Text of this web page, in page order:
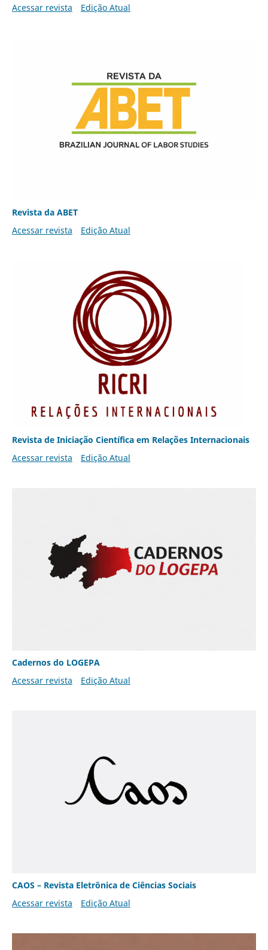
Acessar revista Edição Atual
Revista da ABET
Acessar revista
Edição Atual
Revista de Iniciação Científica em Relações Internacionais
Acessar revista
Edição Atual
Cadernos do LOGEPA
Acessar revista
Edição Atual
CAOS – Revista Eletrônica de Ciências Sociais
Acessar revista
Edição Atual